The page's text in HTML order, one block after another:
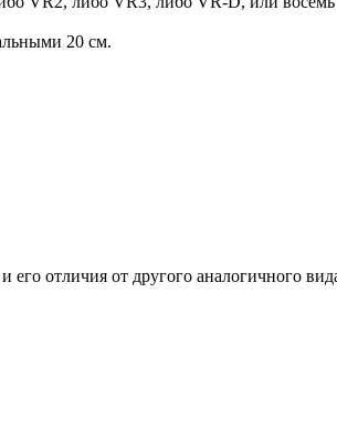
20 см.
отличия от другого аналогичного